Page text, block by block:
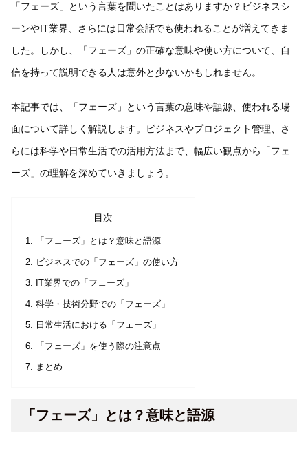
「フェーズ」という言葉を聞いたことはありますか？ビジネスシ
ーンやIT業界、さらには日常会話でも使われることが増えてきま
した。しかし、「フェーズ」の正確な意味や使い方について、自
信を持って説明できる人は意外と少ないかもしれません。
本記事では、「フェーズ」という言葉の意味や語源、使われる場
面について詳しく解説します。ビジネスやプロジェクト管理、さ
らには科学や日常生活での活用方法まで、幅広い観点から「フェ
ーズ」の理解を深めていきましょう。
目次
「フェーズ」とは？意味と語源
ビジネスでの「フェーズ」の使い方
IT業界での「フェーズ」
科学・技術分野での「フェーズ」
日常生活における「フェーズ」
「フェーズ」を使う際の注意点
まとめ
「フェーズ」とは？意味と語源